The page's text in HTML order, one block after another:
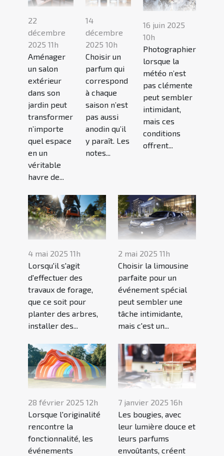
22
décembre
2025 11h
Aménager
un salon
extérieur
dans son
jardin peut
transformer
n’importe
quel espace
en un
véritable
havre de...
14
décembre
2025 10h
Choisir un
parfum qui
correspond
à chaque
saison n’est
pas aussi
anodin qu’il
y paraît. Les
notes...
16 juin 2025
10h
Photographier
lorsque la
météo n’est
pas clémente
peut sembler
intimidant,
mais ces
conditions
offrent...
4 mai 2025 11h
Lorsqu'il s'agit
d'effectuer des
travaux de forage,
que ce soit pour
planter des arbres,
installer des...
2 mai 2025 11h
Choisir la limousine
parfaite pour un
événement spécial
peut sembler une
tâche intimidante,
mais c'est un...
28 février 2025 12h
Lorsque l'originalité
rencontre la
fonctionnalité, les
événements
7 janvier 2025 16h
Les bougies, avec
leur lumière douce et
leurs parfums
envoûtants, créent